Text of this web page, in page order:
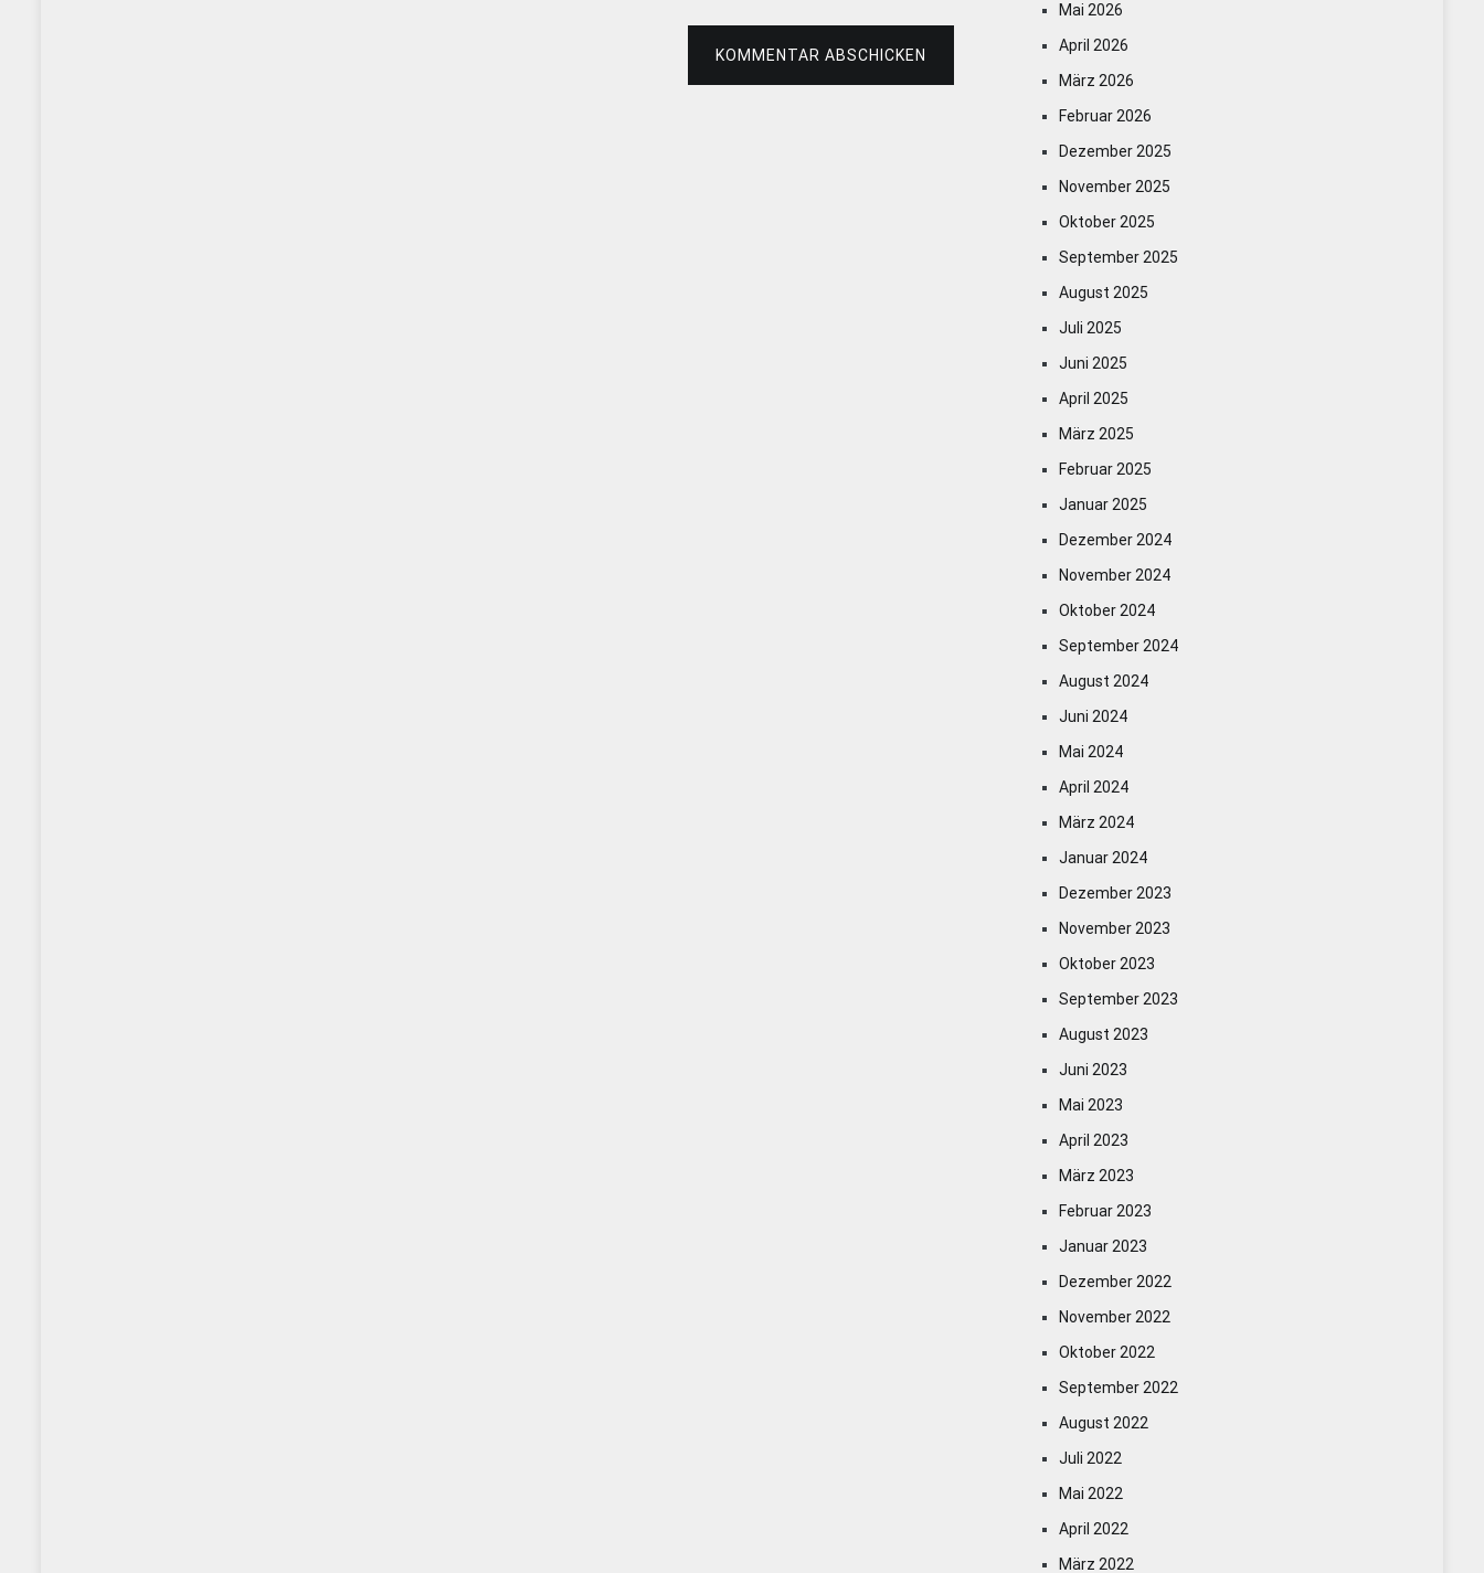
KOMMENTAR ABSCHICKEN
Mai 2026
April 2026
März 2026
Februar 2026
Dezember 2025
November 2025
Oktober 2025
September 2025
August 2025
Juli 2025
Juni 2025
April 2025
März 2025
Februar 2025
Januar 2025
Dezember 2024
November 2024
Oktober 2024
September 2024
August 2024
Juni 2024
Mai 2024
April 2024
März 2024
Januar 2024
Dezember 2023
November 2023
Oktober 2023
September 2023
August 2023
Juni 2023
Mai 2023
April 2023
März 2023
Februar 2023
Januar 2023
Dezember 2022
November 2022
Oktober 2022
September 2022
August 2022
Juli 2022
Mai 2022
April 2022
März 2022